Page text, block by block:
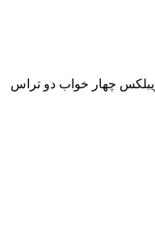
۲۲۰ متر بنای تریبلکس چهار خواب دو تراس